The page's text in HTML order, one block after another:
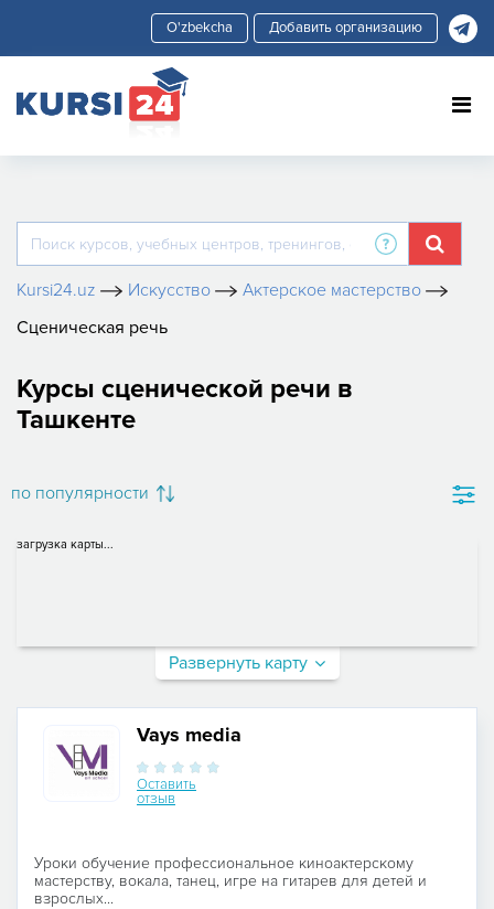
Добавить организацию
Kursi24.uz Искусство
Актерское мастерство
Сценическая речь
Курсы сценической речи в
Ташкенте
по популярности
загрузка карты...
Развернуть карту
Vays media
Оставить
отзыв
Уроки обучение профессиональное киноактерскому
мастерству, вокала, танец, игре на гитарев для детей и
взрослых...